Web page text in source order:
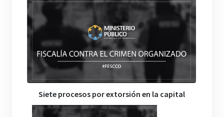
Siete procesos por extorsión en la capital